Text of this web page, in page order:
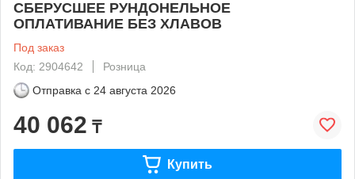
СБЕРУСШЕЕ РУНДОНЕЛЬНОЕ
ОПЛАТИВАНИЕ БЕЗ ХЛАВОВ
Под заказ
Код: 2904642
Розница
Отправка с 24 августа 2026
40 062 ₸
Купить